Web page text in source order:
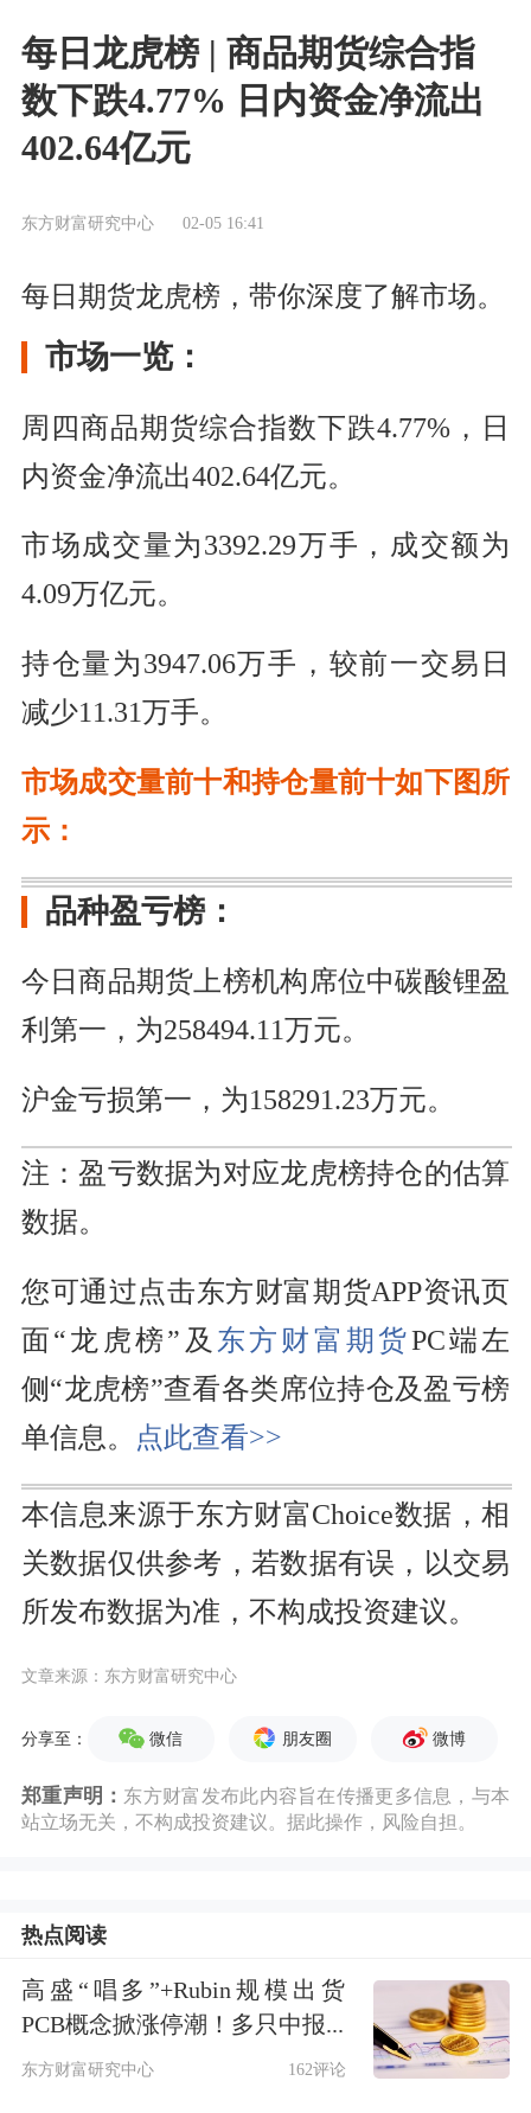
每日龙虎榜 | 商品期货综合指
数下跌4.77% 日内资金净流出
402.64亿元
东方财富研究中心 02-05 16:41
每日期货龙虎榜，带你深度了解市场。
市场一览：
周四商品期货综合指数下跌4.77%，日
内资金净流出402.64亿元。
市场成交量为3392.29万手，成交额为
4.09万亿元。
持仓量为3947.06万手，较前一交易日
减少11.31万手。
市场成交量前十和持仓量前十如下图所
示：
品种盈亏榜：
今日商品期货上榜机构席位中碳酸锂盈
利第一，为258494.11万元。
沪金亏损第一，为158291.23万元。
注：盈亏数据为对应龙虎榜持仓的估算
数据。
您可通过点击东方财富期货APP资讯页
面“龙虎榜”及 东方财富 期货PC端左
侧“龙虎榜”查看各类席位持仓及盈亏榜
单信息。
点此查看>>
本信息来源于东方财富Choice数据，相
关数据仅供参考，若数据有误，以交易
所发布数据为准，不构成投资建议。
文章来源：东方财富研究中心
分享至： 微信 朋友圈 微博
郑重声明： 东方财富发布此内容旨在传播更多信息，与本
站立场无关，不构成投资建议。据此操作，风险自担。
热点阅读
高盛“唱多”+Rubin规模出货
PCB概念掀涨停潮！多只中报...
东方财富研究中心 162评论